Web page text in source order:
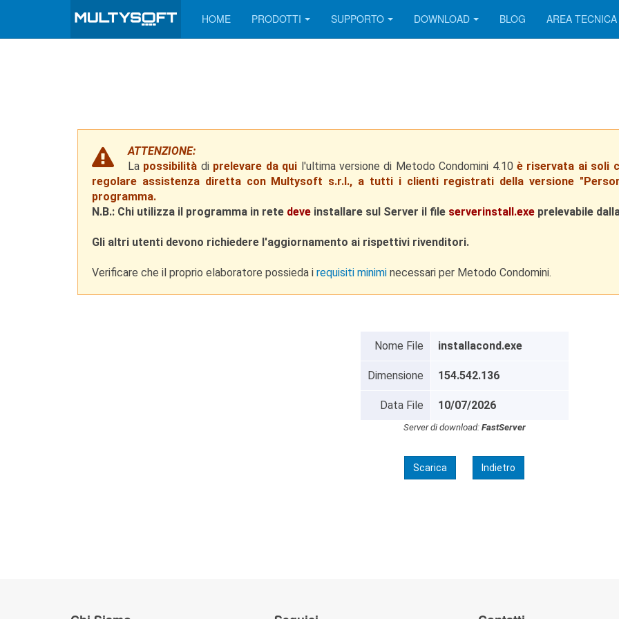
HOME PRODOTTI SUPPORTO DOWNLOAD BLOG AREA TECNICA
ATTENZIONE:
La possibilità di prelevare da qui l'ultima versione di Metodo Condomini 4.10 è riservata ai soli
regolare assistenza diretta con Multysoft s.r.l., a tutti i clienti registrati della versione
programma.
N.B.: Chi utilizza il programma in rete deve installare sul Server il file serverinstall.exe prelevabile
Gli altri utenti devono richiedere l'aggiornamento ai rispettivi rivenditori.
Verificare che il proprio elaboratore possieda i requisiti minimi necessari per Metodo Condomini.
Nome File installacond.exe
Dimensione 154.542.136
Data File 10/07/2026
Server di download: FastServer
Scarica Indietro